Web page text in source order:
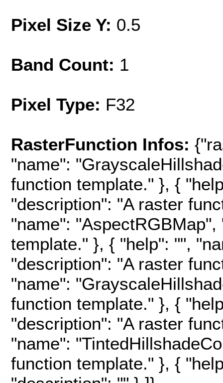
Pixel Size Y: 0.5
Band Count: 1
Pixel Type: F32
RasterFunction Infos:
"name":
function template." }, {
"description": "A raster
"name":
template." }, { "help": "",
"description": "A raster
"name":
function template." }, {
"description": "A raster
"name":
function template." }, {